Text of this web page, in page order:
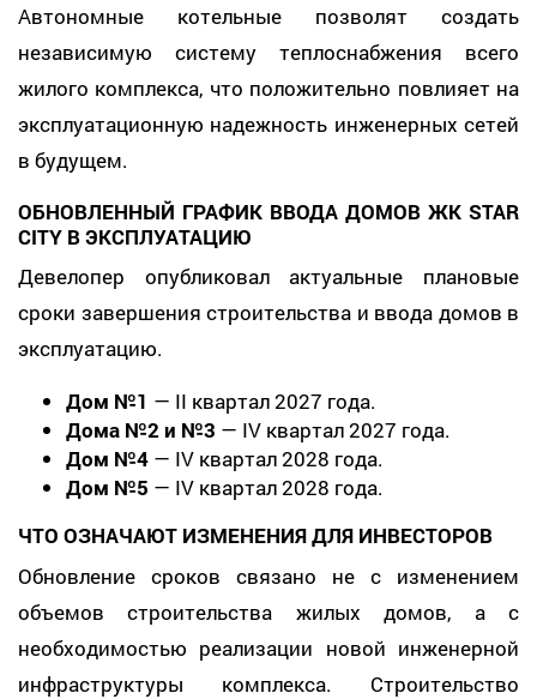
Автономные котельные позволят создать
независимую систему теплоснабжения всего
жилого комплекса, что положительно повлияет на
эксплуатационную надежность инженерных сетей
в будущем.
ОБНОВЛЕННЫЙ ГРАФИК ВВОДА ДОМОВ ЖК STAR
CITY В ЭКСПЛУАТАЦИЮ
Девелопер опубликовал актуальные плановые
сроки завершения строительства и ввода домов в
эксплуатацию.
Дом №1 — II квартал 2027 года.
Дома №2 и №3 — IV квартал 2027 года.
Дом №4 — IV квартал 2028 года.
Дом №5 — IV квартал 2028 года.
ЧТО ОЗНАЧАЮТ ИЗМЕНЕНИЯ ДЛЯ ИНВЕСТОРОВ
Обновление сроков связано не с изменением
объемов строительства жилых домов, а с
необходимостью реализации новой инженерной
инфраструктуры комплекса. Строительство